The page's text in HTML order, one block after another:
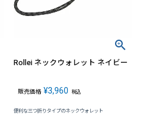
Rollei ネックウォレット ネイビー
販売価格 ¥3,960 税込
便利な三つ折りタイプのネックウォレット